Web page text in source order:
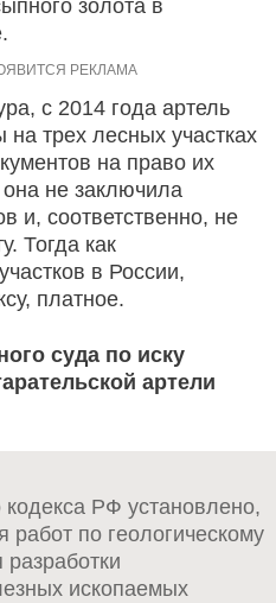
золота в
с 2014 года артель
на трех лесных участках
на право их
не заключила
и, соответственно, не
Тогда как
в России,
платное.
суда по иску
артели
кодекса РФ установлено,
работ по геологическому
ископаемых